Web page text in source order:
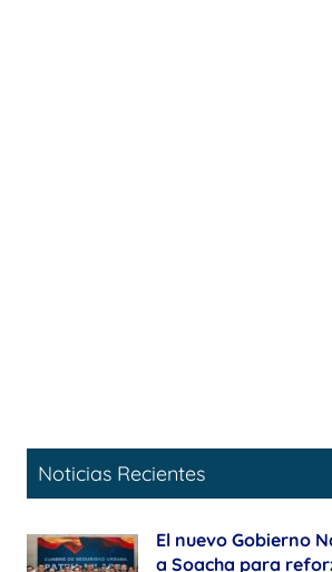
Noticias Recientes
El nuevo Gobierno
a Soacha para